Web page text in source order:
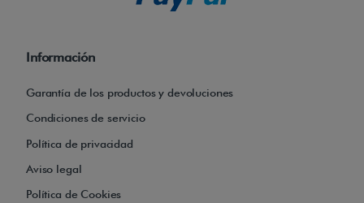
Información
Garantía de los productos y devoluciones
Condiciones de servicio
Política de privacidad
Aviso legal
Política de Cookies